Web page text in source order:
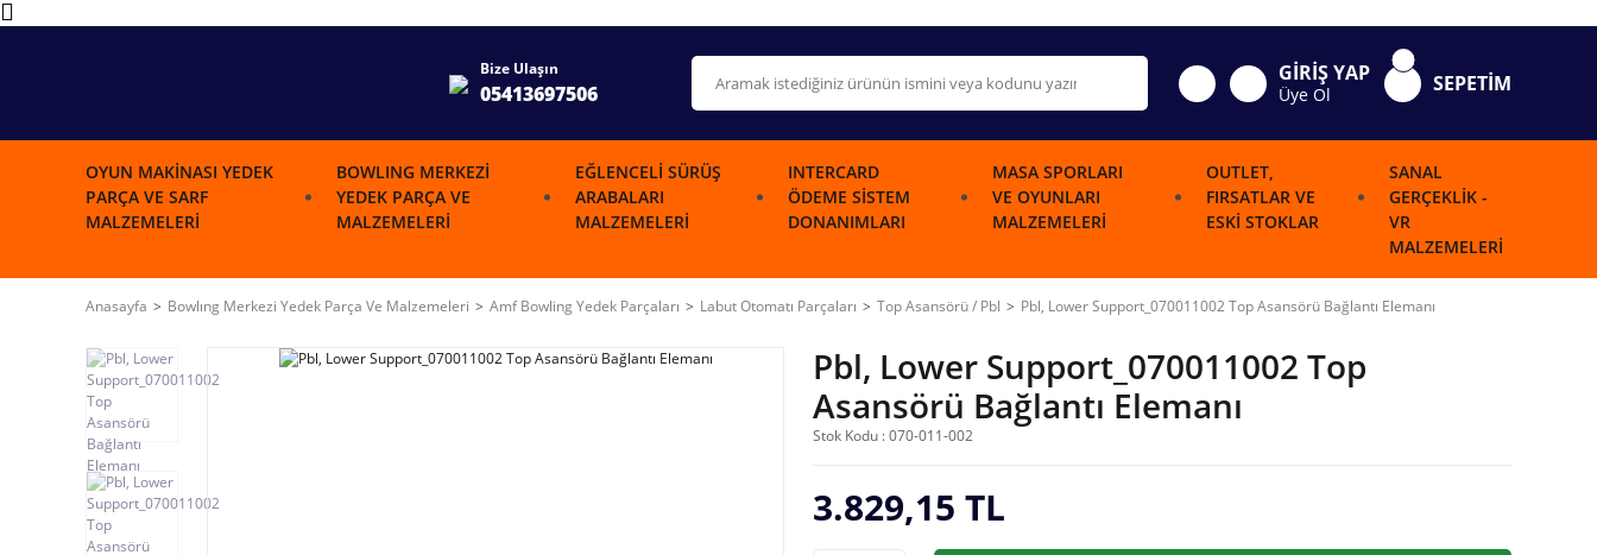
Bize Ulaşın
05413697506
GİRİŞ YAP
Üye Ol SEPETİM
OYUN MAKINASI YEDEK
PARÇA VE SARF
MALZEMELERI
BOWLING MERKEZI
YEDEK PARÇA VE
MALZEMELERI
EĞLENCELI SÜRÜŞ
ARABALARI
MALZEMELERI
INTERCARD
ÖDEME SISTEM
DONANIMLARI
MASA SPORLARI
VE OYUNLARI
MALZEMELERI
OUTLET,
FIRSATLAR VE
ESKI STOKLAR
SANAL
GERÇEKLIK -
VR
MALZEMELERI
Anasayfa Bowlıng Merkezi Yedek Parça Ve Malzemeleri Amf Bowling Yedek Parçaları Labut Otomatı Parçaları Top Asansörü / Pbl Pbl, Lower Support_070011002 Top Asansörü Bağlantı Elemanı
Pbl, Lower Support_070011002 Top
Asansörü Bağlantı Elemanı
Stok Kodu : 070-011-002
3.829,15 TL